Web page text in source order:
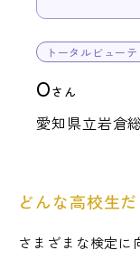
トータルビュー
Oさん
愛知県立岩倉
どんな高校生
さまざまな検定に